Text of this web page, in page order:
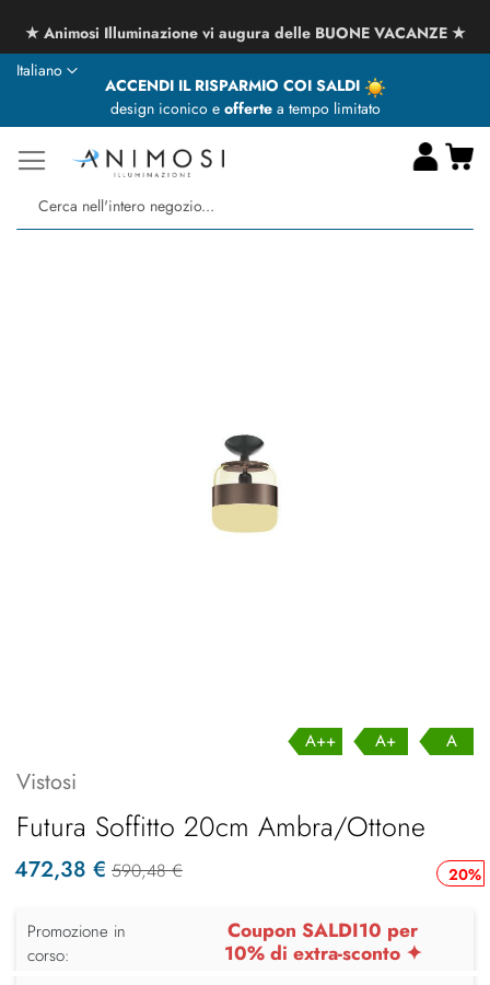
★ Animosi Illuminazione vi augura delle BUONE VACANZE ★
ACCENDI IL RISPARMIO COI SALDI
design iconico e offertea tempo limitato
Lingua
Italiano
A++ A+ A
Vistosi
Futura Soffitto 20cm Ambra/Ottone
20%
472,38 € 590,48 €
Promozione in
corso:
Coupon SALDI10 per
10% di extra-sconto ✦